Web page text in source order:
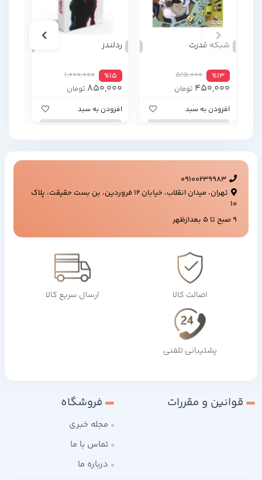
شبکه قدرت
%13
515,000
450,000 تومان
افزودن به سبد
ردلندز
%15
1,000,000
850,000 تومان
افزودن به سبد
09100239983
تهران، میدان انقلاب، خیابان ۱۲ فروردین، بن بست حقیقت، پلاک
۱۰
9 صبح تا 5 بعدازظهر
اصالت کالا ارسال سریع کالا
پشتیبانی تلفنی
قوانین و مقررات فروشگاه
مجله خبری
تماس با ما
درباره ما